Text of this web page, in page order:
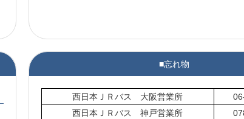
■忘れ物
西日本ＪＲバス 大阪営業所
西日本ＪＲバス 神戸営業所